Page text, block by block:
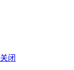
关闭